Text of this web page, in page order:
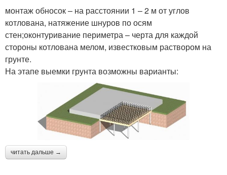
монтаж обносок – на расстоянии 1 – 2 м от углов
котлована, натяжение шнуров по осям
стен;оконтуривание периметра – черта для каждой
стороны котлована мелом, известковым раствором на
грунте.
На этапе выемки грунта возможны варианты:
читать дальше →